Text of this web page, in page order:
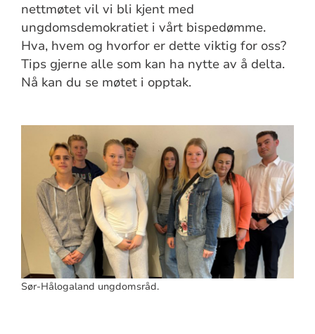
nettmøtet vil vi bli kjent med
ungdomsdemokratiet i vårt bispedømme.
Hva, hvem og hvorfor er dette viktig for oss?
Tips gjerne alle som kan ha nytte av å delta.
Nå kan du se møtet i opptak.
Sør-Hålogaland ungdomsråd.